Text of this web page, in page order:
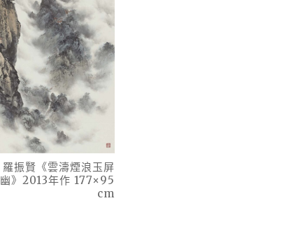
羅振賢《雲濤煙浪玉屏
幽》2013年作 177×95
cm